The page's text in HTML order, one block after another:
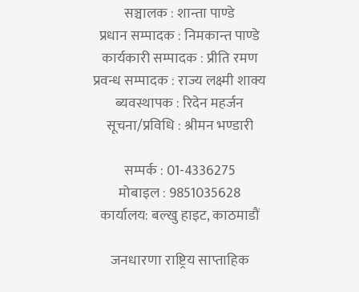
सञ्चालक : शान्ता पाण्डे
प्रधान सम्पादक : निमकान्त पाण्डे
कार्यकारी सम्पादक : प्रीति रमण
प्रवन्ध सम्पादक : राज्य लक्ष्मी शाक्य
ब्यवस्थापक : रिदेन महर्जन
सूचना/प्रविधि : श्रीमन भण्डारी
सम्पर्क : 01-4336275
मोबाइल : 9851035628
कार्यालय: बल्खु हाइट, काठमाडौं
जनधारणा राष्ट्रिय साप्ताहिक